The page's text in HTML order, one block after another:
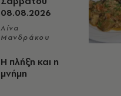
08.08.2026
Λίνα
Μανδράκου
Η πλήξη και η
μνήμη